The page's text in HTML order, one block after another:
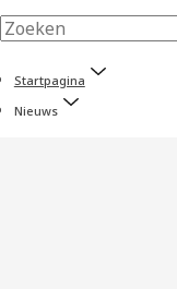
Startpagina
Nieuws